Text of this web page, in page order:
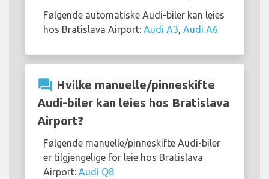
Følgende automatiske Audi-biler kan leies
hos Bratislava Airport: Audi A3 Audi A6
question_answer Hvilke manuelle/pinneskifte
Audi-biler kan leies hos Bratislava
Airport?
Følgende manuelle/pinneskifte Audi-biler
er tilgjengelige for leie hos Bratislava
Airport: Audi Q8